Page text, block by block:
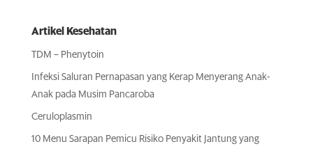
Artikel Kesehatan
TDM – Phenytoin
Infeksi Saluran Pernapasan yang Kerap Menyerang Anak-
Anak pada Musim Pancaroba
Ceruloplasmin
10 Menu Sarapan Pemicu Risiko Penyakit Jantung yang